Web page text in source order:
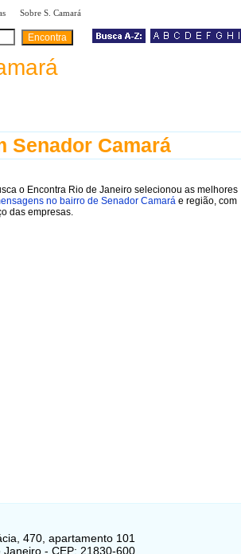
Sobre S. Camará
Senador Camará
o Encontra Rio de Janeiro selecionou as melhores
no bairro de Senador Camará e região, com
das empresas.
470, apartamento 101
- CEP: 21830-600